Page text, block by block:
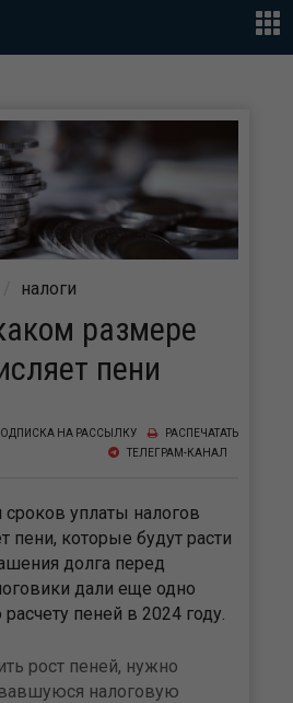
налоги
размере
пени
РАСПЕЧАТАТЬ
НА РАССЫЛКУ
ТЕЛЕГРАМ-КАНАЛ
уплаты налогов
пени, которые будут расти
долга перед
дали еще одно
пеней в 2024 году.
рост пеней, нужно
налоговую